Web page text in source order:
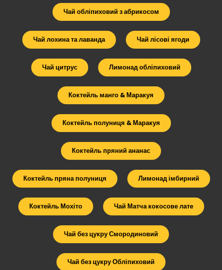
Чай обліпиховий з абрикосом
Чай лохина та лаванда Чай лісові ягоди
Чай цитрус Лимонад обліпиховий
Коктейль манго & Маракуя
Коктейль полуниця & Маракуя
Коктейль пряний ананас
Коктейль пряна полуниця Лимонад імбирний
Коктейль Мохіто Чай Матча кокосове лате
Чай без цукру Смородиновий
Чай без цукру Обліпиховий